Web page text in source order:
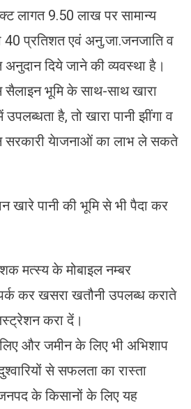
लागत 9.50 लाख पर सामान्य
40 प्रतिशत एवं अनु.जा.जनजाति व
दिये जाने की व्यवस्था है।
भूमि के साथ-साथ खारा
उपलब्धता है, तो खारा पानी झींगा व
सरकारी येाजनाओं का लाभ ले सकते
खारे पानी की भूमि से भी पैदा कर
मत्स्य के मोबाइल नम्बर
कर खसरा खतौनी उपलब्ध कराते
करा दें।
लिए और जमीन के लिए भी अभिशाप
से सफलता का रास्ता
के किसानों के लिए यह